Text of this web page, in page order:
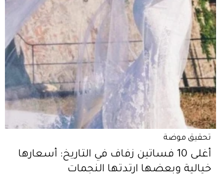
تحقيق موضة
أغلى 10 فساتين زفاف في التاريخ: أسعارها
خيالية وبعضها ارتدتها النجمات